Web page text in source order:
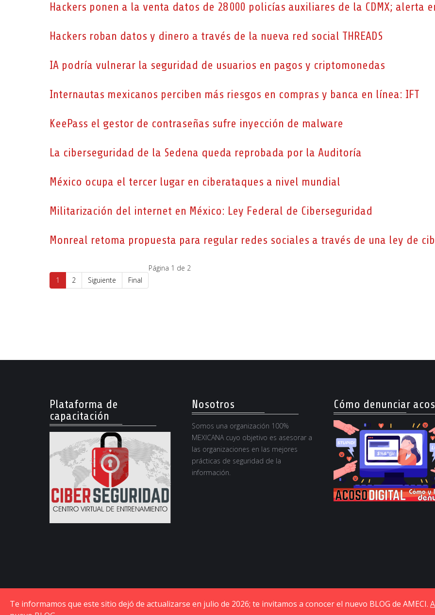
Hackers ponen a la venta datos de 28 000 policías auxiliares de la CDMX; alerta
Hackers roban datos y dinero a través de la nueva red social THREADS
IA podría vulnerar la seguridad de usuarios en pagos y criptomonedas
Internautas mexicanos perciben más riesgos en compras y banca en línea: IFT
KeePass el gestor de contraseñas sufre inyección de malware
La ciberseguridad de la Sedena queda reprobada por la Auditoría
México ocupa el tercer lugar en ciberataques a nivel mundial
Militarización del internet en México: Ley Federal de Ciberseguridad
Monreal retoma propuesta para regular redes sociales a través de una ley de
Página 1 de 2
1
2 Siguiente Final
Plataforma de
capacitación
Nosotros
Somos una organización 100%
MEXICANA cuyo objetivo es asesorar a
las organizaciones en las mejores
prácticas de seguridad de la
información.
Cómo denunciar
Te informamos que este sitio dejó de actualizarse en julio de 2026; te invitamos a conocer el nuevo BLOG de AMECI.